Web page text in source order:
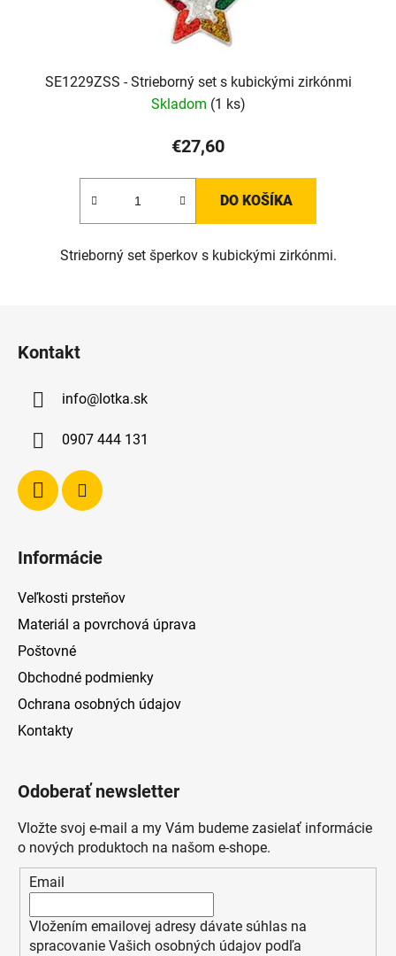
SE1229ZSS - Strieborný set s kubickými zirkónmi
Skladom (1 ks)
€27,60
DO KOŠÍKA
Strieborný set šperkov s kubickými zirkónmi.
Kontakt
info@lotka.sk
0907 444 131
Informácie
Veľkosti prsteňov
Materiál a povrchová úprava
Poštovné
Obchodné podmienky
Ochrana osobných údajov
Kontakty
Odoberať newsletter
Vložte svoj e-mail a my Vám budeme zasielať informácie
o nových produktoch na našom e-shope.
Email
Vložením emailovej adresy dávate súhlas na
spracovanie Vašich osobných údajov podľa